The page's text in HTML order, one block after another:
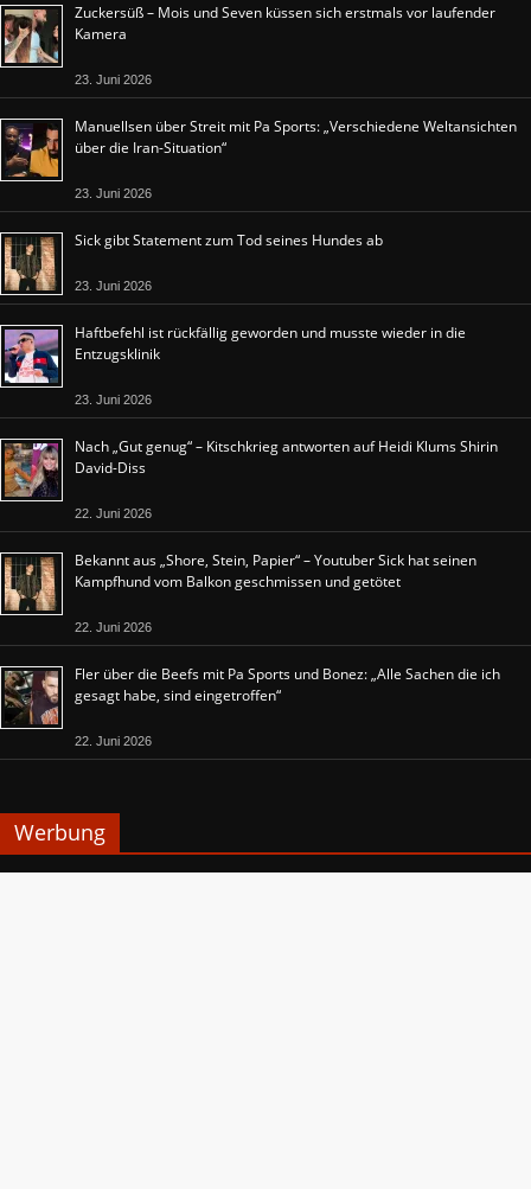
Zuckersüß – Mois und Seven küssen sich erstmals vor laufender
Kamera
23. Juni 2026
Manuellsen über Streit mit Pa Sports: „Verschiedene Weltansichten
über die Iran-Situation“
23. Juni 2026
Sick gibt Statement zum Tod seines Hundes ab
23. Juni 2026
Haftbefehl ist rückfällig geworden und musste wieder in die
Entzugsklinik
23. Juni 2026
Nach „Gut genug“ – Kitschkrieg antworten auf Heidi Klums Shirin
David-Diss
22. Juni 2026
Bekannt aus „Shore, Stein, Papier“ – Youtuber Sick hat seinen
Kampfhund vom Balkon geschmissen und getötet
22. Juni 2026
Fler über die Beefs mit Pa Sports und Bonez: „Alle Sachen die ich
gesagt habe, sind eingetroffen“
22. Juni 2026
Werbung